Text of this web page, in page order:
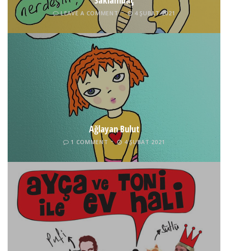
LEAVE A COMMENT 4 ŞUBAT 2021
Ağlayan Bulut
1 COMMENT 4 ŞUBAT 2021